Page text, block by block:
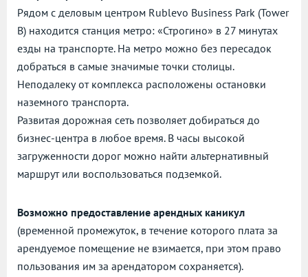
Рядом с деловым центром Rublevo Business Park (Tower
B) находится станция метро: «Строгино» в 27 минутах
езды на транспорте. На метро можно без пересадок
добраться в самые значимые точки столицы.
Неподалеку от комплекса расположены остановки
наземного транспорта.
Развитая дорожная сеть позволяет добираться до
бизнес-центра в любое время. В часы высокой
загруженности дорог можно найти альтернативный
маршрут или воспользоваться подземкой.
Возможно предоставление арендных каникул
(временной промежуток, в течение которого плата за
арендуемое помещение не взимается, при этом право
пользования им за арендатором сохраняется).